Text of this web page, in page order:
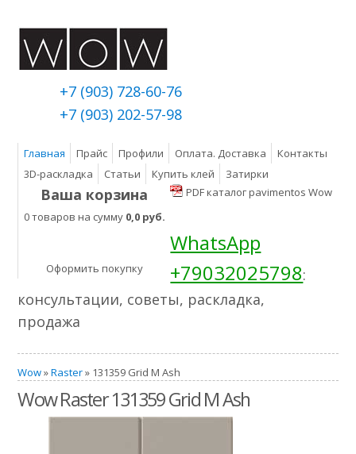
+7 (903) 728-60-76
+7 (903) 202-57-98
Главная Прайс Профили Оплата. Доставка
Контакты
3D-раскладка
Статьи Купить клей Затирки
Ваша корзина
0 товаров на сумму 0,0 руб.
Оформить покупку
PDF каталог pavimentos Wow
WhatsApp
+79032025798:
консультации, советы, раскладка,
продажа
Wow»Raster» 131359 Grid M Ash
Wow Raster 131359 Grid M Ash